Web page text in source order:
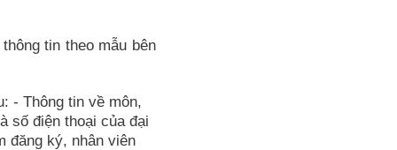
tin theo mẫu bên
- Thông tin về môn,
số điện thoại của đại
đăng ký, nhân viên